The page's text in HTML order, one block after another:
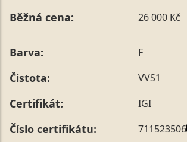
Běžná cena: 26 000 Kč
Barva: F
Čistota: VVS1
Certifikát: IGI
Číslo certifikátu: 711523506